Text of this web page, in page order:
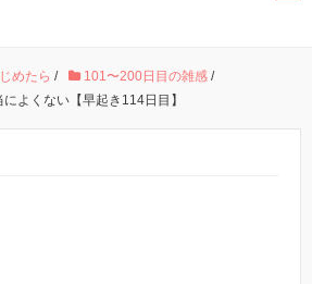
めたら / 101〜200日目の雑感 /
よくない【早起き114日目】